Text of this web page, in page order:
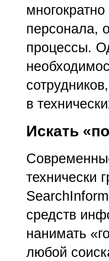
персонала,
процессы.
в
Искать
технически
средств
нанимать
любой